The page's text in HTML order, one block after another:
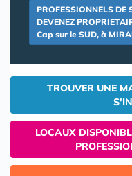
PROFESSIONNELS DE
DEVENEZ
Cap sur le SUD, à
TROUVER UNE
LOCAUX